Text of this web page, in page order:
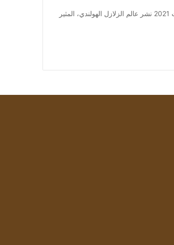
من صحيفة اشراق العالم 24:[ad_1] إعلان: شاهد أجمل الأفلام والمسلسلات 2021 نشر عالم الزلازل الهولندي، المثير